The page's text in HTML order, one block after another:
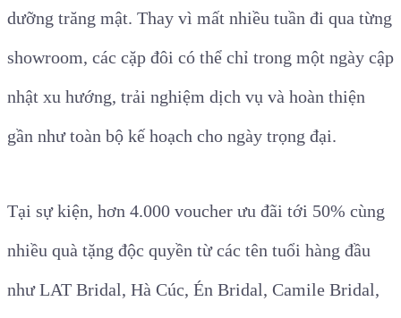
dưỡng trăng mật. Thay vì mất nhiều tuần đi qua từng
showroom, các cặp đôi có thể chỉ trong một ngày cập
nhật xu hướng, trải nghiệm dịch vụ và hoàn thiện
gần như toàn bộ kế hoạch cho ngày trọng đại.
Tại sự kiện, hơn 4.000 voucher ưu đãi tới 50% cùng
nhiều quà tặng độc quyền từ các tên tuổi hàng đầu
như LAT Bridal, Hà Cúc, Én Bridal, Camile Bridal,